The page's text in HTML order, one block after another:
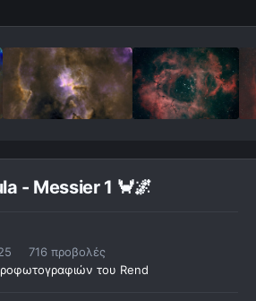
- Messier 1 🦀🌌
716 προβολές
του Rend